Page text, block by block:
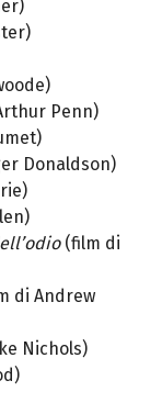
Penn)
Donaldson)
(film di
di Andrew
Nichols)